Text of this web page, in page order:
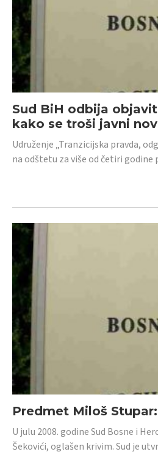
Sud BiH odbija
kako se troši javni
Udruženje „Tranzicijska pravda,
na odštetu za više od četiri
Predmet Miloš
U julu 2008. godine Sud Bosne i
Šekovići, oglašen krivim. Sud je